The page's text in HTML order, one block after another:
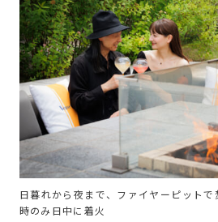
日暮れから夜まで、ファイヤーピット
時のみ日中に着火